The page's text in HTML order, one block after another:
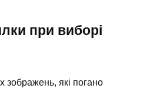
при виборі
зображень, які погано